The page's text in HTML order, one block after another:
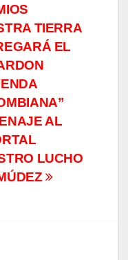
TIERRA
EL
AL
LUCHO